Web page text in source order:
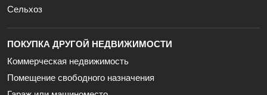
Сельхоз
ПОКУПКА ДРУГОЙ НЕДВИЖИМОСТИ
Коммерческая недвижимость
Помещение свободного назначения